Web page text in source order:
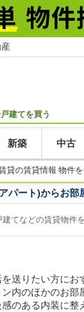
建てを買う
新築 中古
貸の賃貸情報 物件
パート)からお部
てなどの賃貸物件
送りたい方にお
内のほかのお部
のある内装に整